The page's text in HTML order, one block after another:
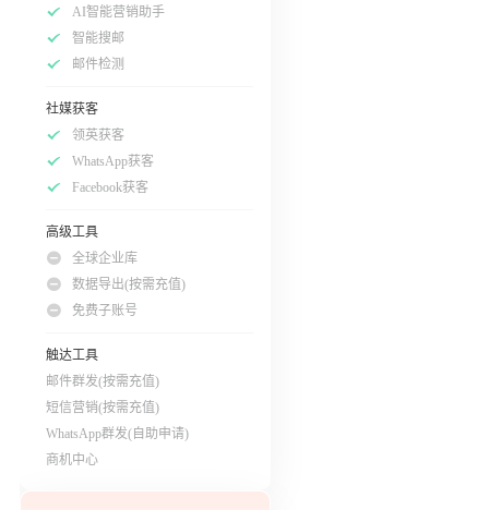
AI智能营销助手
智能搜邮
邮件检测
社媒获客
领英获客
WhatsApp获客
Facebook获客
高级工具
全球企业库
数据导出(按需充值)
免费子账号
触达工具
邮件群发(按需充值)
短信营销(按需充值)
WhatsApp群发(自助申请)
商机中心